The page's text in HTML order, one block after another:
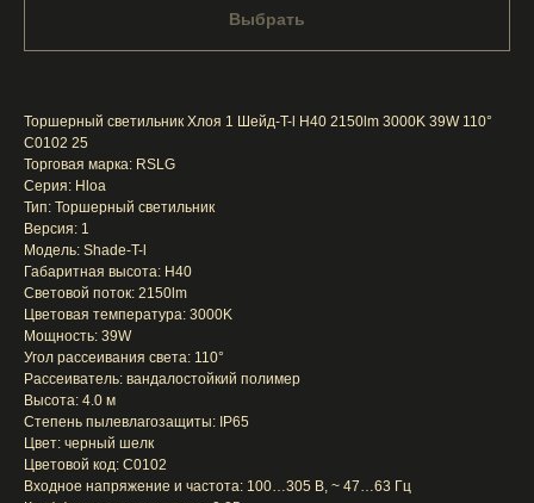
Выбрать
Торшерный светильник Хлоя 1 Шейд-T-l H40 2150lm 3000K 39W 110°
C0102 25
Торговая марка: RSLG
Серия: Hloa
Тип: Торшерный светильник
Версия: 1
Модель: Shade-T-l
Габаритная высота: H40
Световой поток: 2150lm
Цветовая температура: 3000K
Мощность: 39W
Угол рассеивания света: 110°
Рассеиватель: вандалостойкий полимер
Выcота: 4.0 м
Степень пылевлагозащиты: IP65
Цвет: черный шелк
Цветовой код: C0102
Входное напряжение и частота: 100…305 В, ~ 47…63 Гц